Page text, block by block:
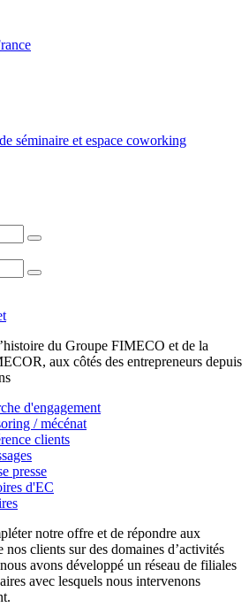
séminaire et espace coworking
du Groupe FIMECO et de la
aux côtés des entrepreneurs depuis
d'engagement
/ mécénat
clients
presse
d'EC
notre offre et de répondre aux
nos clients sur des domaines d’activités
avons développé un réseau de filiales
avec lesquels nous intervenons